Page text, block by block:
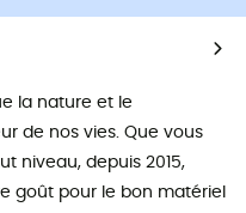
la nature et le
de nos vies. Que vous
niveau, depuis 2015,
goût pour le bon matériel